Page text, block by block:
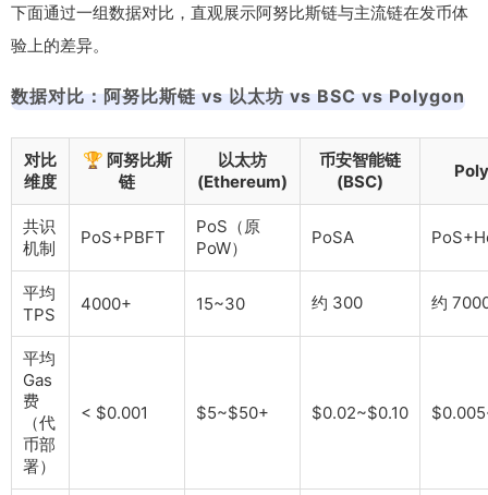
下面通过一组数据对比，直观展示阿努比斯链与主流链在发币体
验上的差异。
数据对比：阿努比斯链 vs 以太坊 vs BSC vs Polygon
对比
维度
🏆 阿努比斯
链
以太坊
(Ethereum)
币安智能链
(BSC)
共识
机制
PoS+PBFT
PoS（原
PoW）
PoSA
平均
TPS
4000+ 15~30 约 300 约
平均
Gas
费
（代
币部
署）
< $0.001 $5~$50+ $0.02~$0.10